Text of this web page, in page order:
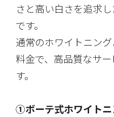
さと高い白さを追求
です。
通常のホワイトニン
料金で、高品質なサ
す。
①ボーテ式ホワイトニ